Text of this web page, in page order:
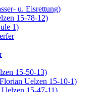
u. Eisrettung)
15-78-12)
1)
15-50-13)
Uelzen 15-10-1)
15-47-11)